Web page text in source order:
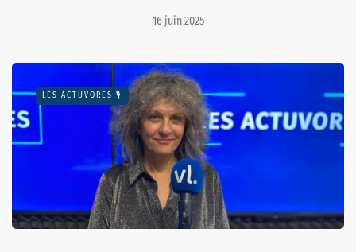
16 juin 2025
LES ACTUVORES 🎙